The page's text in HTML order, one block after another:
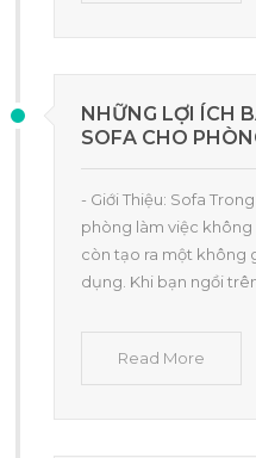
NHỮNG LỢI ÍCH
SOFA CHO
- Giới Thiệu: Sofa
phòng làm việc
còn tạo ra một không
dụng. Khi bạn ngồi
Read More